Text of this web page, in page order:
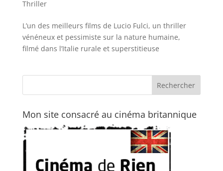
Thriller
L’un des meilleurs films de Lucio Fulci, un thriller
vénéneux et pessimiste sur la nature humaine,
filmé dans l’Italie rurale et superstitieuse
Mon site consacré au cinéma britannique